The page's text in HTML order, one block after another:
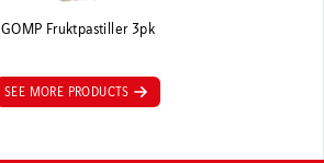
GOMP Fruktpastiller 3pk
SEE MORE PRODUCTS